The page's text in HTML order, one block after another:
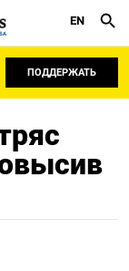
EN
ПОДДЕРЖАТЬ